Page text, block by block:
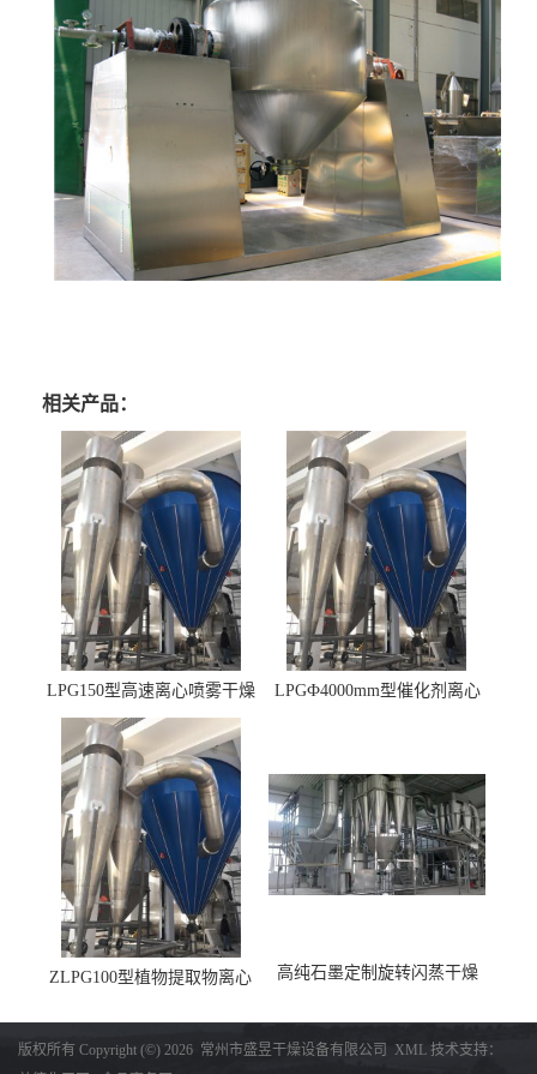
相关产品：
LPG150型高速离心喷雾干燥
机 φ2.85m
LPGФ4000mm型催化剂离心
ZLPG100型植物提取物离心
高纯石墨定制旋转闪蒸干燥
版权所有 Copyright (©) 2026 常州市盛昱干燥设备有限公司 XML 技术支持：